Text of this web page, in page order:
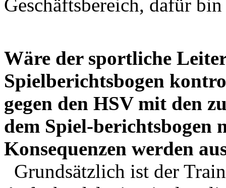
Geschäftsbereich, dafür
Wäre der sportliche
Spielberichtsbogen
gegen den HSV mit den
dem Spiel-berichtsbogen
Konsequenzen werden
Grundsätzlich ist der